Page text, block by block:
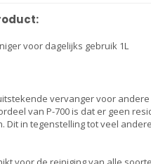
voor dagelijks gebruik 1L
vervanger voor
van P-700 is dat er geen
Dit in tegenstelling tot veel